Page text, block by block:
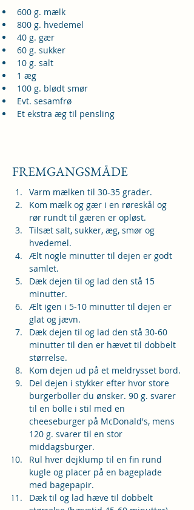
600 g. mælk
800 g. hvedemel
40 g. gær
60 g. sukker
10 g. salt
1 æg
100 g. blødt smør
Evt. sesamfrø
Et ekstra æg til pensling
FREMGANGSMÅDE
Varm mælken til 30-35 grader.
Kom mælk og gær i en røreskål og
rør rundt til gæren er opløst.
Tilsæt salt, sukker, æg, smør og
hvedemel.
Ælt nogle minutter til dejen er godt
samlet.
Dæk dejen til og lad den stå 15
minutter.
Ælt igen i 5-10 minutter til dejen er
glat og jævn.
Dæk dejen til og lad den stå 30-60
minutter til den er hævet til dobbelt
størrelse.
Kom dejen ud på et meldrysset bord.
Del dejen i stykker efter hvor store
burgerboller du ønsker. 90 g. svarer
til en bolle i stil med en
cheeseburger på McDonald's, mens
120 g. svarer til en stor
middagsburger.
Rul hver dejklump til en fin rund
kugle og placer på en bageplade
med bagepapir.
Dæk til og lad hæve til dobbelt